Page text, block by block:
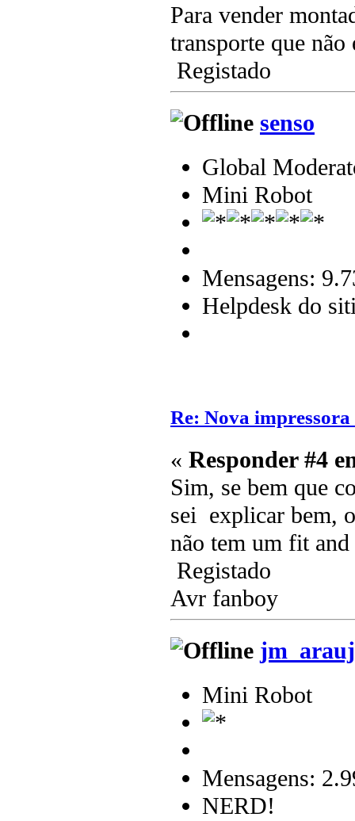
Para vender
transporte que
Registado
senso
Global
Mini Robot
Mensagens:
Helpdesk do
Re: Nova
« Responder #4
Sim, se bem que
sei explicar bem,
não tem um fit
Registado
Avr fanboy
Mini Robot
Mensagens:
NERD!